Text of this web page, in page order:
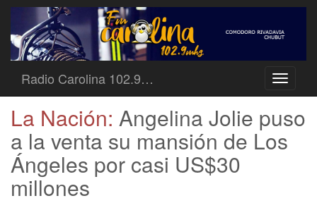
Toggle
Radio Carolina 102.9…
La Nación: Angelina Jolie puso
a la venta su mansión de Los
Ángeles por casi US$30
millones